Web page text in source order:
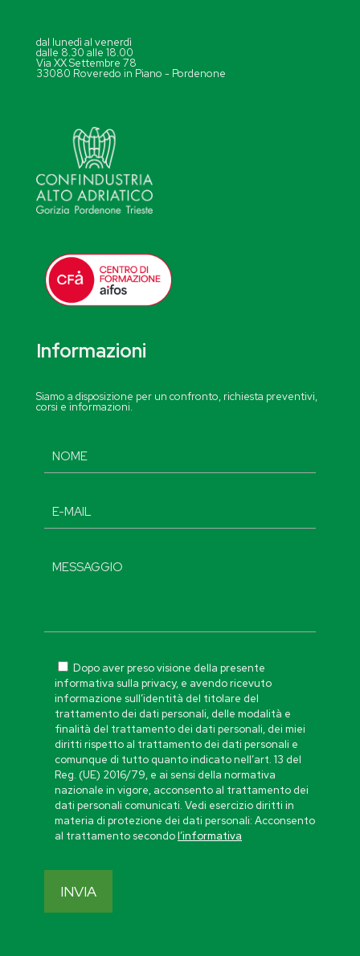
dal lunedì al venerdì
dalle 8.30 alle 18.00
Via XX Settembre 78
33080 Roveredo in Piano - Pordenone
Informazioni
Siamo a disposizione per un confronto, richiesta preventivi,
corsi e informazioni.
Dopo aver preso visione della presente
informativa sulla privacy, e avendo ricevuto
informazione sull’identità del titolare del
trattamento dei dati personali, delle modalità e
finalità del trattamento dei dati personali, dei miei
diritti rispetto al trattamento dei dati personali e
comunque di tutto quanto indicato nell’art. 13 del
Reg. (UE) 2016/79, e ai sensi della normativa
nazionale in vigore, acconsento al trattamento dei
dati personali comunicati. Vedi esercizio diritti in
materia di protezione dei dati personali: Acconsento
al trattamento secondol’informativa